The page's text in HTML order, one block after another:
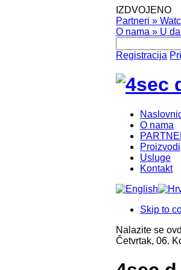
IZDVOJENO
Partneri »
O nama » U
Registracija
O nama
Proizvodi
Usluge
Kontakt
Skip to
Nalazite se
Četvrtak, 06.